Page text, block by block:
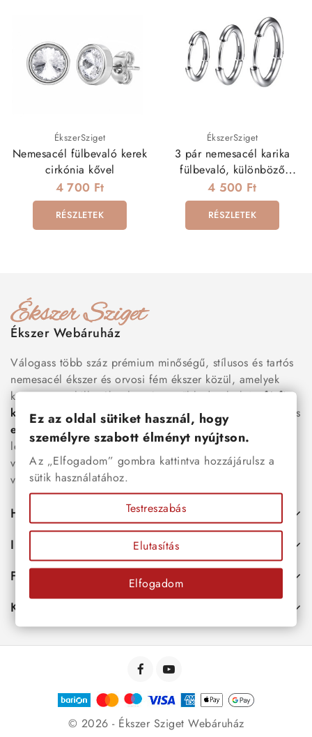
ÉkszerSziget
Nemesacél fülbevaló kerek
cirkónia kővel
4 700 Ft
RÉSZLETEK
ÉkszerSziget
3 pár nemesacél karika
fülbevaló, különböző
méretekben
4 500 Ft
RÉSZLETEK
Ékszer Webáruház
Válogass több száz prémium minőségű, stílusos és tartós
nemesacél ékszer és orvosi fém ékszer közül, amelyek
között megtalálhatók a legnépszerűbb darabok is:férfi
karkötők
, női nyakláncok , karikagyűrűk
és
esküvői kiegészítőkegyaránt. Webáruházunkban a
legújabb trendeket követő, mégis időtálló ékszerek közül
választhatsz – legyen szó ajándékról, mindennapi
viseletről vagy különleges alkalmakról.
Hasznos
Információk
Fiókod
Kapcsolat
© 2026 - Ékszer Sziget Webáruház
Ez az oldal sütiket használ, hogy
személyre szabott élményt nyújtson.
Az „Elfogadom” gombra kattintva hozzájárulsz a
sütik használatához.
Testreszabás
Elutasítás
Elfogadom